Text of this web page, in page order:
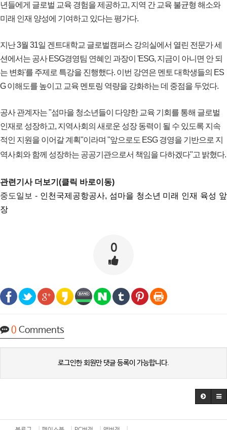
년들에게 글로벌 교육 경험을 제공하고, 지역 간 교육 불균형 해소와
미래 인재 양성에 기여하고 있다는 평가다.
지난 3월 31일 겐트대학교 글로벌캠퍼스 강의실에서 열린 전문가 세
션에서는 공사 ESG경영팀 연혜인 과장이 'ESG, 지금이 아니면 안 되
는 변화'를 주제로 특강을 진행했다. 이번 강연은 멘토 대학생들의 ES
G 이해도를 높이고 교육 멘토링 역량을 강화하는 데 중점을 두었다.
공사 관계자는 "섬마을 청소년들이 다양한 교육 기회를 통해 글로벌
인재로 성장하고, 지역사회의 새로운 성장 동력이 될 수 있도록 지속
적인 지원을 이어갈 계획"이라며 "앞으로도 ESG 경영을 기반으로 지
역사회와 함께 성장하는 공공기관으로서 책임을 다하겠다"고 밝혔다.
관련기사 더보기(클릭 바로이동)
중도일보 - 인천국제공항공사, 섬마을 청소년 미래 인재 육성 앞
장
0
0 Comments
로그인한 회원만 댓글 등록이 가능합니다.